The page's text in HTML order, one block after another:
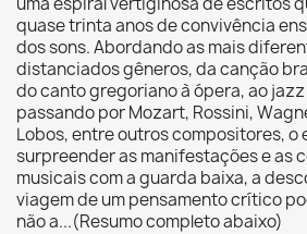
quase trinta anos de convivência
dos sons. Abordando as mais
distanciados gêneros, da canção
do canto gregoriano à ópera, ao jazz
passando por Mozart, Rossini,
Lobos, entre outros compositores, o
surpreender as manifestações e as
musicais com a guarda baixa, a
viagem de um pensamento crítico
não a...(Resumo completo abaixo)